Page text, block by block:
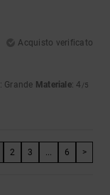
Acquisto verificato
: Grande Materiale: 4 /5
2 3 ... 6 >